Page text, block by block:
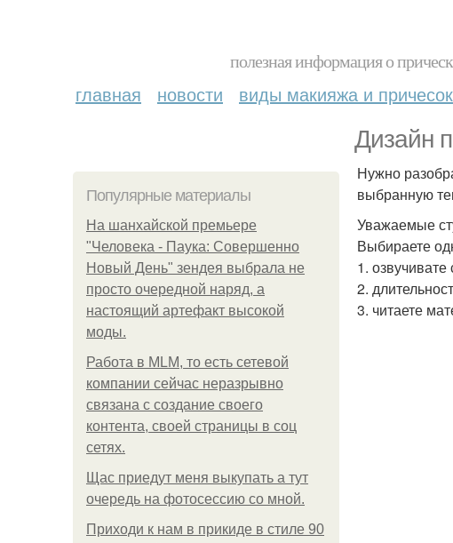
полезная информация о
главная новости виды макияжа и причесок
Дизайн
Популярные материалы
На шанхайской премьере
"Человека - Паука: Совершенно
Новый День" зендея выбрала не
просто очередной наряд, а
настоящий артефакт высокой
моды.
Работа в MLM, то есть сетевой
компании сейчас неразрывно
связана с создание своего
контента, своей страницы в соц
сетях.
Щас приедут меня выкупать а тут
очередь на фотосессию со мной.
Приходи к нам в прикиде в стиле 90
Нужно
выбранную
Уважаемые
Выбираете
1.
2.
3. читаете